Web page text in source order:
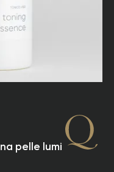
pelle luminosa e